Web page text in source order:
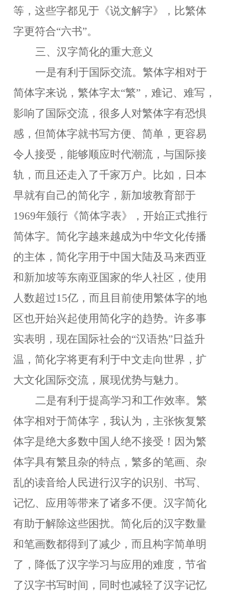
等，这些字都见于《说文解字》，比繁体
字更符合“六书”。
三、汉字简化的重大意义
一是有利于国际交流。 繁体字相对于
简体字来说，繁体字太“繁”，难记、难写，
影响了国际交流，很多人对繁体字有恐惧
感，但简体字就书写方便、简单，更容易
令人接受，能够顺应时代潮流，与国际接
轨，而且还走入了千家万户。比如，日本
早就有自己的简化字 ， 新加坡教育部于
1969年颁行《简体字表》，开始正式推行
简体字。简化字越来越成为中华文化传播
的主体 ， 简化字用于中国大陆及马来西亚
和新加坡等东南亚国家的华人社区，使用
人数超过15亿，而且目前使用繁体字的地
区也开始兴起使用简化字的趋势。许多事
实表明，现在国际社会的“汉语热”日益升
温，简化字将更有利于中文走向世界，扩
大文化国际交流，展现优势与魅力。
二是有利于提高学习和工作效率。 繁
体字相对于简体字，我认为，主张恢复繁
体字是绝大多数中国人绝不接受！因为繁
体字具有繁且杂的特点，繁多的笔画、杂
乱的读音给人民进行汉字的识别、书写、
记忆、应用等带来了诸多不便。汉字简化
有助于解除这些困扰。简化后的汉字数量
和笔画数都得到了减少，而且构字简单明
了，降低了汉字学习与应用的难度，节省
了汉字书写时间，同时也减轻了汉字记忆